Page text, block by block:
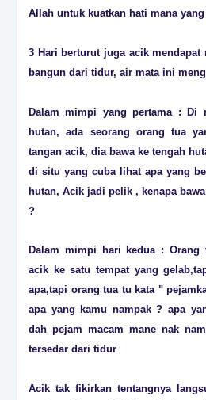
Allah untuk kuatkan hati mana
3 Hari berturut juga acik
bangun dari tidur, air mata ini
Dalam mimpi yang pertama : Di
hutan, ada seorang orang tua
tangan acik, dia bawa ke tengah
di situ yang cuba lihat apa yang
hutan, Acik jadi pelik , kenapa
?
Dalam mimpi hari kedua : Orang
acik ke satu tempat yang
apa,tapi orang tua tu kata "
apa yang kamu nampak ? apa
dah pejam macam mane nak
tersedar dari tidur
Acik tak fikirkan tentangnya